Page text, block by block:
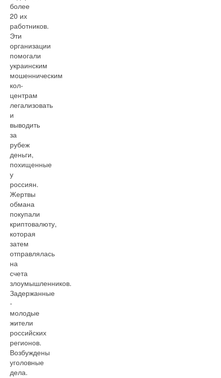
более
20 их
работников.
Эти
организации
помогали
украинским
мошенническим
кол-
центрам
легализовать
и
выводить
за
рубеж
деньги,
похищенные
у
россиян.
Жертвы
обмана
покупали
криптовалюту,
которая
затем
отправлялась
на
счета
злоумышленников.
Задержанные
-
молодые
жители
российских
регионов.
Возбуждены
уголовные
дела.